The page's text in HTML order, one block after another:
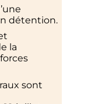
détention.
la
sont